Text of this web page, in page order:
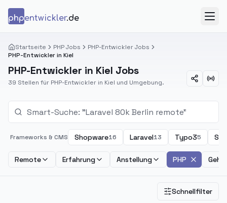
phpentwickler.de
Startseite PHP Jobs
PHP-Entwickler Jobs
PHP-Entwickler in Kiel
PHP-Entwickler in Kiel Jobs
39 Stellen für PHP-Entwickler in Kiel und Umgebung.
Frameworks & CMS Shopware16 Laravel13 Typo35
Remote Erfahrung Anstellung PHP
Schnellfilter